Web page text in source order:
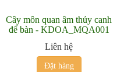
Cây môn quan âm thủy canh
để bàn - KDOA_MQA001
Liên hệ
Đặt hàng